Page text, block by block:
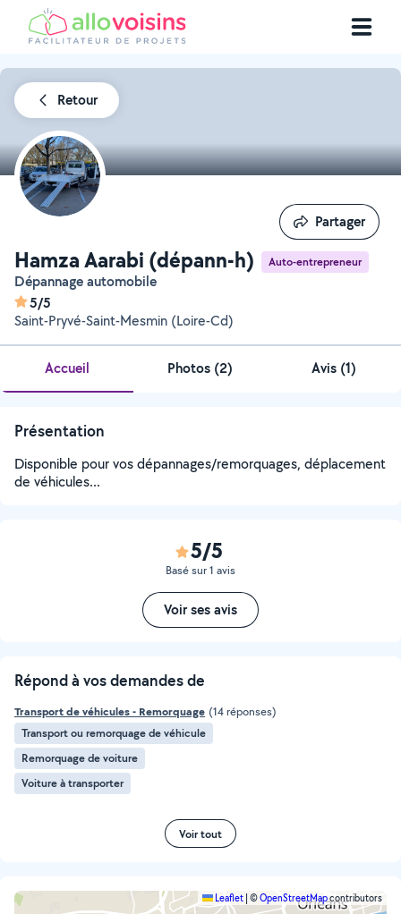
Retour
Hamza Aarabi (dépann-h) Auto-entrepreneur
Dépannage automobile
5/5
Saint-Pryvé-Saint-Mesmin (Loire-Cd)
Partager
Partager
Accueil Photos (2) Avis (1)
Présentation
Disponible pour vos dépannages/remorquages, déplacement
de véhicules...
5/5
Basé sur 1 avis
Voir ses avis
Répond à vos demandes de
Transport de véhicules - Remorquage (14 réponses)
Transport ou remorquage de véhicule
Remorquage de voiture
Voiture à transporter
Voir tout
Leaflet ©OpenStreetMapcontributors